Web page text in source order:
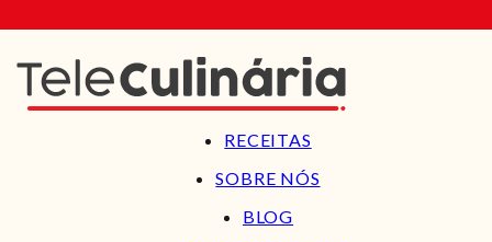
RECEITAS
SOBRE NÓS
BLOG